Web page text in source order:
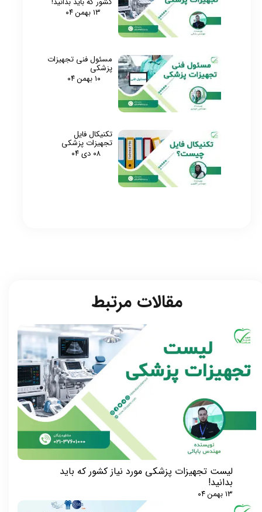
۱۳ بهمن ۰۴
مسئول فنی تجهیزات
پزشکی
۱۰ بهمن ۰۴
تکنیکال فایل
تجهیزات پزشکی
۰۸ دی ۰۴
لیست تجهیزات پزشکی مورد نیاز کشور که باید
بدانید!
۱۳ بهمن ۰۴
مقالات مرتبط​​​​​​​